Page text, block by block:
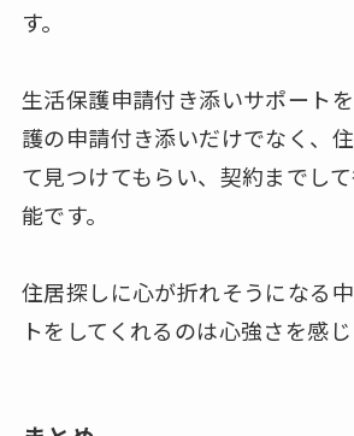
す。
生活保護申請付き添いサポート
護の申請付き添いだけでなく、
て見つけてもらい、契約までし
能です。
住居探しに心が折れそうになる
トをしてくれるのは心強さを感じ